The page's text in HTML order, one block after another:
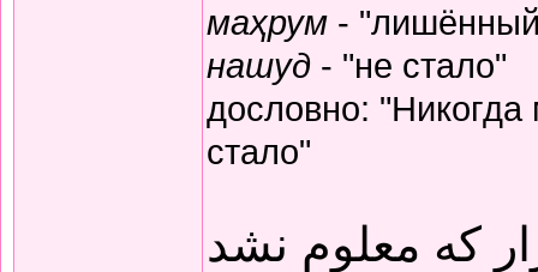
маҳрум -
нашуд - "не стало"
дословно:
стало"
که معلوم نشد